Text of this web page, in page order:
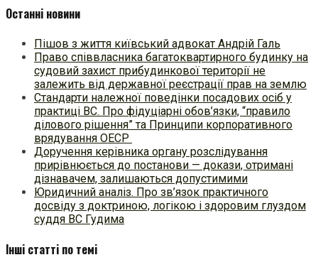
Останні новини
Пішов з життя київський адвокат Андрій Галь
Право співвласника багатоквартирного будинку на
судовий захист прибудинкової території не
залежить від державної реєстрації прав на землю
Стандарти належної поведінки посадових осіб у
практиці ВC. Про фідуціарні обов’язки, “правило
ділового рішення” та Принципи корпоративного
врядування ОЕСР
Доручення керівника органу розслідування
прирівнюється до постанови — докази, отримані
дізнавачем, залишаються допустимими
Юридичний аналіз. Про зв’язок практичного
досвіду з доктриною, логікою і здоровим глуздом
суддя ВС Гудима
Інші статті по темі